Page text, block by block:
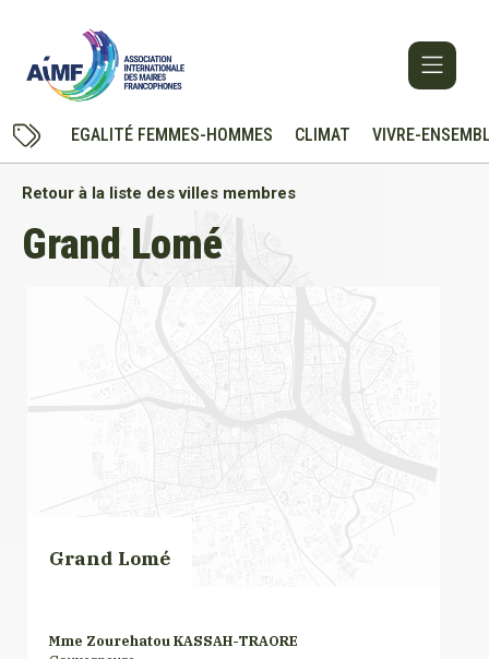
EGALITÉ FEMMES-HOMMES CLIMAT VIVRE-
Retour à la liste des villes membres
Grand Lomé
Grand Lomé
Mme Zourehatou KASSAH-TRAORE